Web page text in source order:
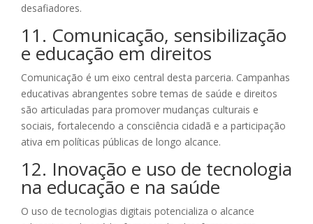
desafiadores.
11. Comunicação, sensibilização
e educação em direitos
Comunicação é um eixo central desta parceria. Campanhas
educativas abrangentes sobre temas de saúde e direitos
são articuladas para promover mudanças culturais e
sociais, fortalecendo a consciência cidadã e a participação
ativa em políticas públicas de longo alcance.
12. Inovação e uso de tecnologia
na educação e na saúde
O uso de tecnologias digitais potencializa o alcance